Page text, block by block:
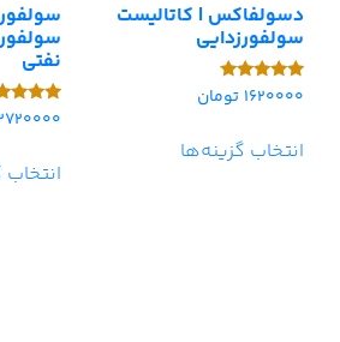
دسولفاکس | کاتالیست
سولفورزدایی
امتیاز
1620000 تومان
انتخاب گزینه‌ها
نفتی
امتیاز